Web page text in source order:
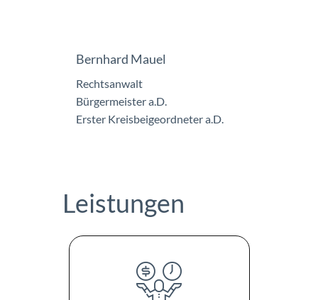
Bernhard Mauel
Rechtsanwalt
Bürgermeister a.D.
Erster Kreisbeigeordneter a.D.
Leistungen